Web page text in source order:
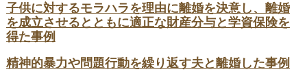
子供に対するモラハラを理由に離婚を決意し、離婚
を成立させるとともに適正な財産分与と学資保険を
得た事例
精神的暴力や問題行動を繰り返す夫と離婚した事例